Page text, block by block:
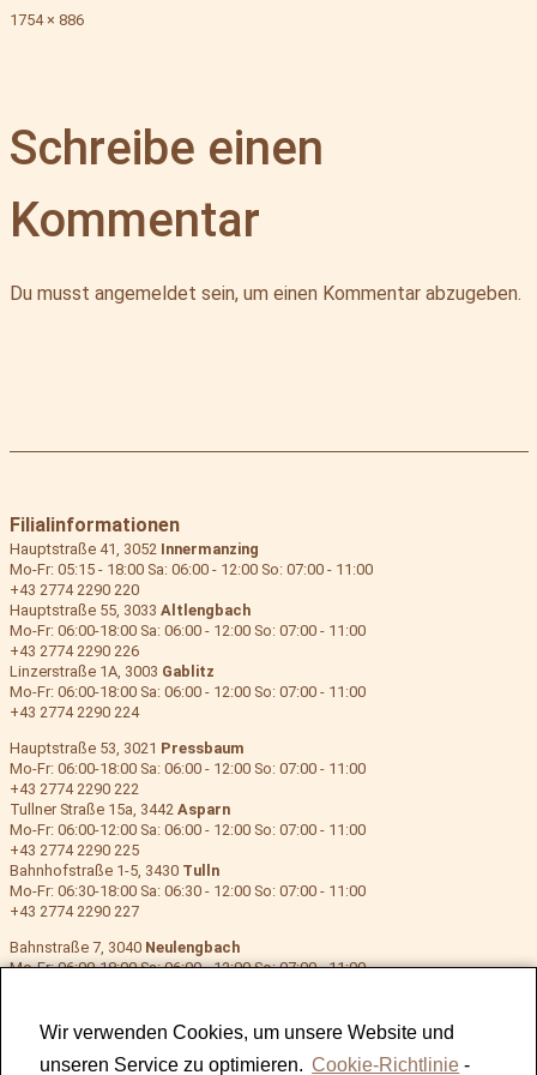
Wir verwenden Cookies, um unsere Website und
unseren Service zu optimieren. Cookie-Richtlinie -
Originalgröße
1754 × 886
Schreibe einen
Kommentar
Du musst angemeldet sein, um einen Kommentar abzugeben.
Filialinformationen
Hauptstraße 41, 3052 Innermanzing
Mo-Fr: 05:15 - 18:00 Sa: 06:00 - 12:00 So: 07:00 - 11:00
+43 2774 2290 220
Hauptstraße 55, 3033 Altlengbach
Mo-Fr: 06:00-18:00 Sa: 06:00 - 12:00 So: 07:00 - 11:00
+43 2774 2290 226
Linzerstraße 1A, 3003 Gablitz
Mo-Fr: 06:00-18:00 Sa: 06:00 - 12:00 So: 07:00 - 11:00
+43 2774 2290 224
Hauptstraße 53, 3021 Pressbaum
Mo-Fr: 06:00-18:00 Sa: 06:00 - 12:00 So: 07:00 - 11:00
+43 2774 2290 222
Tullner Straße 15a, 3442 Asparn
Mo-Fr: 06:00-12:00 Sa: 06:00 - 12:00 So: 07:00 - 11:00
+43 2774 2290 225
Bahnhofstraße 1-5, 3430 Tulln
Mo-Fr: 06:30-18:00 Sa: 06:30 - 12:00 So: 07:00 - 11:00
+43 2774 2290 227
Bahnstraße 7, 3040 Neulengbach
Mo-Fr: 06:00-18:00 Sa: 06:00 - 12:00 So: 07:00 - 11:00
Mo-Fr: 06:00-18:00 Sa: 06:00 - 12:00 So: 07:00 - 11:00